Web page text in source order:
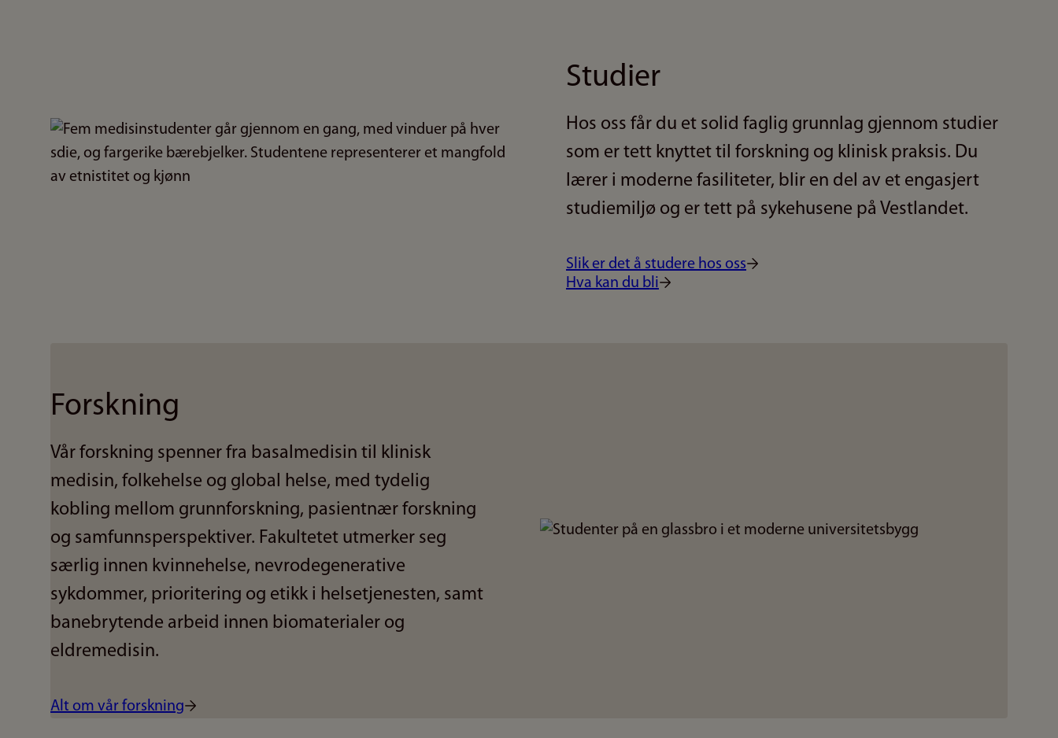
Studier
Hos oss får du et solid faglig grunnlag gjennom studier
som er tett knyttet til forskning og klinisk praksis. Du
lærer i moderne fasiliteter, blir en del av et engasjert
studiemiljø og er tett på sykehusene på Vestlandet.
Slik er det å studere hos oss
Hva kan du bli
Bilde
Forskning
Vår forskning spenner fra basalmedisin til klinisk
medisin, folkehelse og global helse, med tydelig
kobling mellom grunnforskning, pasientnær forskning
og samfunnsperspektiver. Fakultetet utmerker seg
særlig innen kvinnehelse, nevrodegenerative
sykdommer, prioritering og etikk i helsetjenesten, samt
banebrytende arbeid innen biomaterialer og
eldremedisin.
Alt om vår forskning
Bilde